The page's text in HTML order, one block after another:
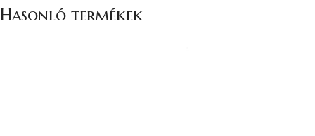
Hasonló termékek